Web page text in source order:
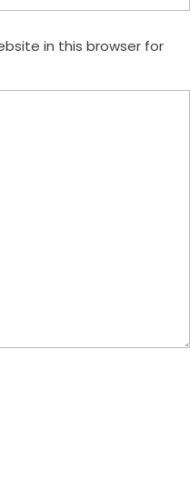
in this browser for